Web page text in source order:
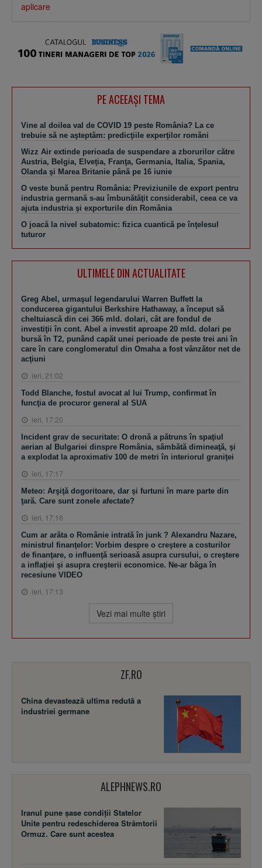
aplicare
PE ACEEAŞI TEMA
Vine al doilea val de COVID 19 peste România? La ce
trebuie să ne aşteptăm: predicţiile experţilor români
Wizz Air extinde perioada de suspendare a zborurilor către
Austria, Belgia, Elveţia, Franţa, Germania, Italia, Spania,
Olanda şi Marea Britanie până pe 16 iunie
O veste bună pentru România: Previziunile de export pentru
industria germană s-au îmbunătăţit considerabil, ceea ce va
ajuta industria şi exporturile din România
O joacă la nivel subatomic: fizica cuantică pe înţelesul
tuturor
ULTIMELE DIN ACTUALITATE
Greg Abel, urmaşul legendarului Warren Buffett la
conducerea gigantului Berkshire Hathaway, a început să
cheltuiască din cei 366 mld. dolari, cât are fondul de
investiţii în cont. Abel a investit aproape 20 mld. dolari pe
bursă în T2, punând capăt unei perioade de peste trei ani în
care în care conglomeratul din Omaha a fost vânzător net de
acţiuni
ieri, 21:02
Todd Blanche, fostul avocat al lui Trump, confirmat în
funcţia de procuror general al SUA
ieri, 17:20
Incident grav de securitate: O dronă a pătruns în spaţiul
aerian al Bulgariei dinspre România, sâmbătă dimineaţă, şi
a explodat la aproximativ 100 de metri în interiorul graniţei
ieri, 17:17
Meteo: Arşiţă dogoritoare, dar şi furtuni în mare parte din
ţară. Care sunt zonele afectate?
ieri, 17:16
Cum ar arăta o Românie intrată în junk ? Alexandru Nazare,
ministrul finanţelor: Vorbim despre o creştere a costurilor
de finanţare, o influenţă serioasă asupra cursului, o creştere
a inflaţiei şi asupra creşterii economice. Ne-ar băga în
recesiune VIDEO
ieri, 17:13
Vezi mai multe ştiri
ZF.RO
China devastează ultima redută a
industriei germane
ALEPHNEWS.RO
Iranul pune șase condiții Statelor
Unite pentru redeschiderea Strâmtorii
Ormuz. Care sunt acestea